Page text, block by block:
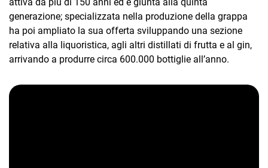
CRM
Ecommerce
Email Marketing
Fatturazione
generazione; specializzata nella produzione della grappa
ha poi ampliato la sua offerta sviluppando una sezione
relativa alla liquoristica, agli altri distillati di frutta e al gin,
arrivando a produrre circa 600.000 bottiglie all’anno.